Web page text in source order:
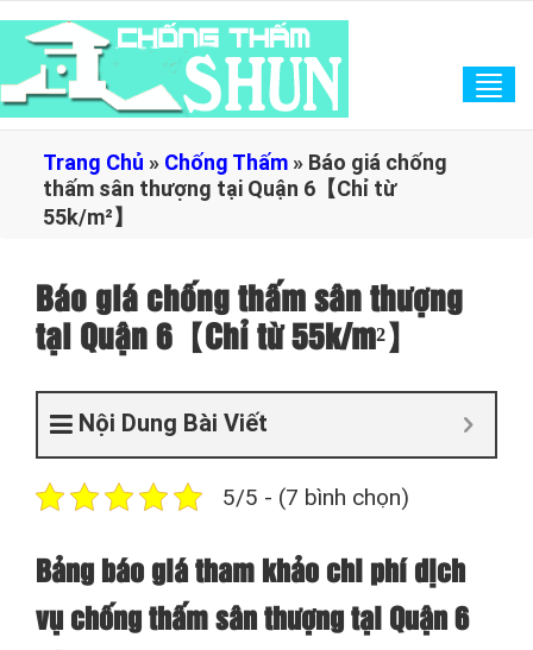
Trang Chủ » Chống Thấm » Báo giá chống
thấm sân thượng tại Quận 6【Chỉ từ
55k/m²】
Báo giá chống thấm sân thượng
tại Quận 6【Chỉ từ 55k/m²】
Nội Dung Bài Viết
5/5 - (7 bình chọn)
Bảng báo giá tham khảo chi phí dịch
vụ chống thấm sân thượng tại Quận 6